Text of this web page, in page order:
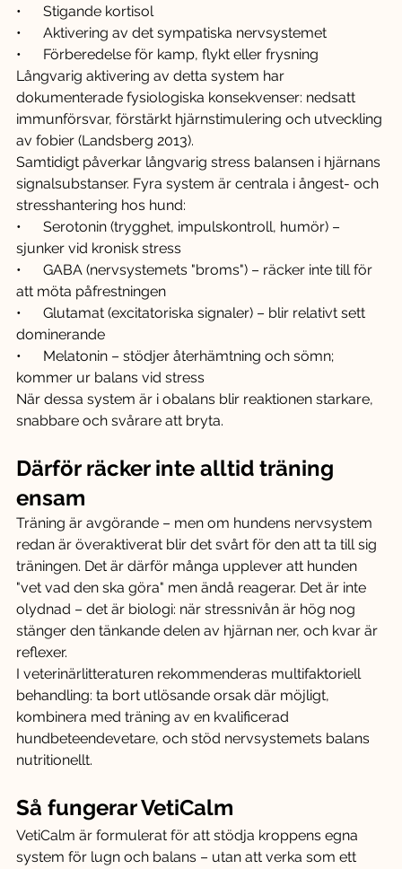
•      Stigande kortisol
•      Aktivering av det sympatiska nervsystemet
•      Förberedelse för kamp, flykt eller frysning
Långvarig aktivering av detta system har
dokumenterade fysiologiska konsekvenser: nedsatt
immunförsvar, förstärkt hjärnstimulering och utveckling
av fobier (Landsberg 2013).
Samtidigt påverkar långvarig stress balansen i hjärnans
signalsubstanser. Fyra system är centrala i ångest- och
stresshantering hos hund:
•      Serotonin (trygghet, impulskontroll, humör) –
sjunker vid kronisk stress
•      GABA (nervsystemets "broms") – räcker inte till för
att möta påfrestningen
•      Glutamat (excitatoriska signaler) – blir relativt sett
dominerande
•      Melatonin – stödjer återhämtning och sömn;
kommer ur balans vid stress
När dessa system är i obalans blir reaktionen starkare,
snabbare och svårare att bryta.
Därför räcker inte alltid träning
ensam
Träning är avgörande – men om hundens nervsystem
redan är överaktiverat blir det svårt för den att ta till sig
träningen. Det är därför många upplever att hunden
"vet vad den ska göra" men ändå reagerar. Det är inte
olydnad – det är biologi: när stressnivån är hög nog
stänger den tänkande delen av hjärnan ner, och kvar är
reflexer.
I veterinärlitteraturen rekommenderas multifaktoriell
behandling: ta bort utlösande orsak där möjligt,
kombinera med träning av en kvalificerad
hundbeteendevetare, och stöd nervsystemets balans
nutritionellt.
Så fungerar VetiCalm
VetiCalm är formulerat för att stödja kroppens egna
system för lugn och balans – utan att verka som ett